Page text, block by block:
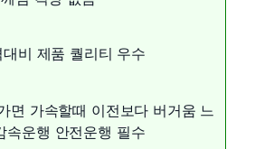
비 제품 퀄리티 우수
면 가속할때 이전보다 버거움 느
속운행 안전운행 필수